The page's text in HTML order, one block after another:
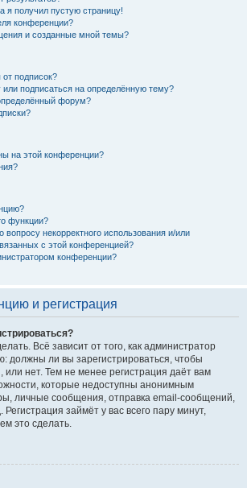
я получил пустую страницу!
конференции?
и созданные мной темы?
подписок?
или подписаться на определённую тему?
форум?
на этой конференции?
функции?
некорректного использования и/или
с этой конференцией?
конференции?
и регистрация
Всё зависит от того, как администратор
должны ли вы зарегистрироваться, чтобы
нет. Тем не менее регистрация даёт вам
которые недоступны анонимным
личные сообщения, отправка email-сообщений,
Регистрация займёт у вас всего пару минут,
это сделать.